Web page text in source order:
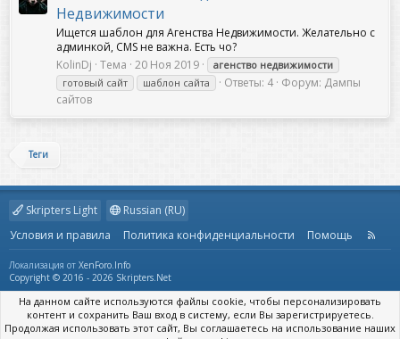
Недвижимости
Ищется шаблон для Агенства Недвижимости. Желательно с
админкой, CMS не важна. Есть чо?
KolinDj Тема 20 Ноя 2019 агенство недвижимости
готовый сайт
шаблон сайта Ответы: 4 Форум: Дампы
сайтов
Теги
Skripters Light
Russian (RU)
Условия и правила
Политика конфиденциальности Помощь
R
Локализация от XenForo.Info
Copyright © 2016 - 2026 Skripters.Net
На данном сайте используются файлы cookie, чтобы персонализировать
контент и сохранить Ваш вход в систему, если Вы зарегистрируетесь.
Продолжая использовать этот сайт, Вы соглашаетесь на использование наших